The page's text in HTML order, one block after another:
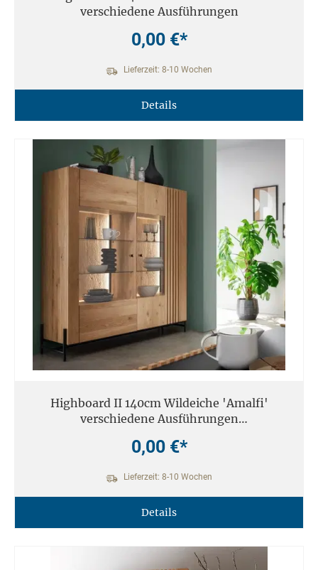
verschiedene Ausführungen
0,00 €*
Lieferzeit: 8-10 Wochen
Details
Highboard II 140cm Wildeiche 'Amalfi'
verschiedene Ausführungen
0,00 €*
Lieferzeit: 8-10 Wochen
Details